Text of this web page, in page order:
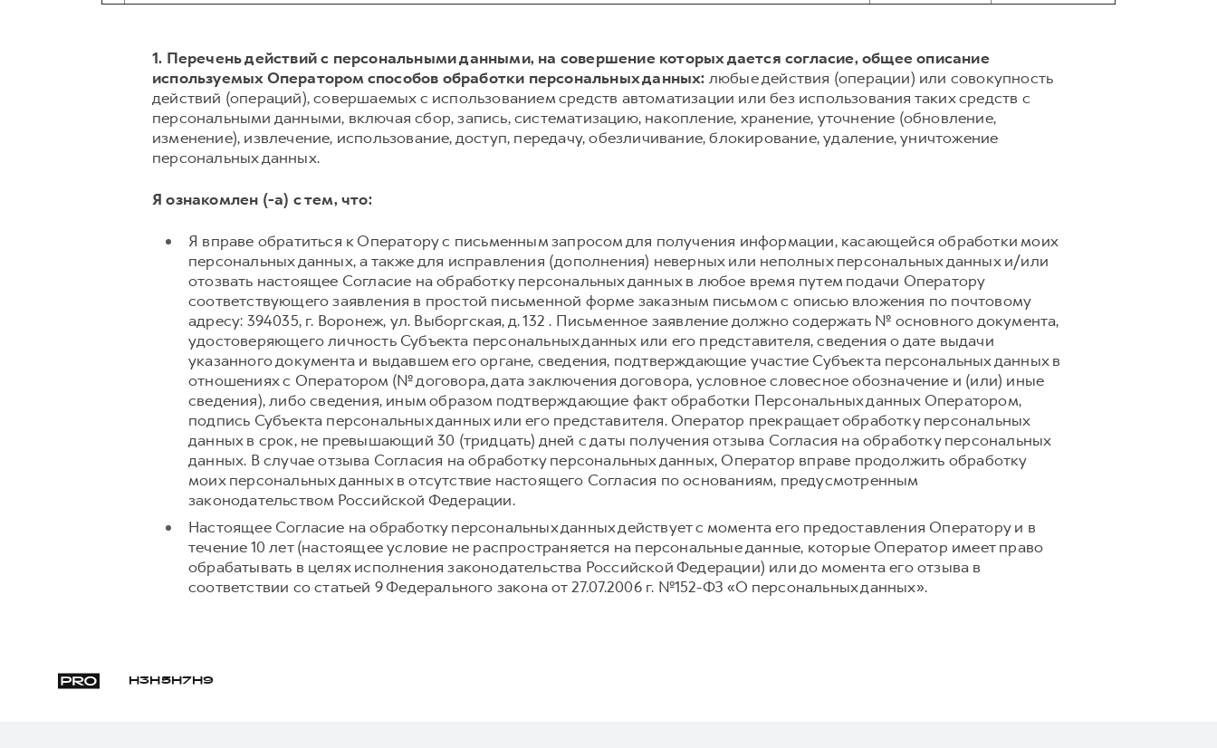
1. Перечень действий с персональными данными, на совершение которых дается согласие, общее описание
используемых Оператором способов обработки персональных данных: любые действия (операции) или совокупность
действий (операций), совершаемых с использованием средств автоматизации или без использования таких средств с
персональными данными, включая сбор, запись, систематизацию, накопление, хранение, уточнение (обновление,
изменение), извлечение, использование, доступ, передачу, обезличивание, блокирование, удаление, уничтожение
персональных данных.
Я ознакомлен (-а) с тем, что:
Я вправе обратиться к Оператору с письменным запросом для получения информации, касающейся обработки моих
персональных данных, а также для исправления (дополнения) неверных или неполных персональных данных и/или
отозвать настоящее Согласие на обработку персональных данных в любое время путем подачи Оператору
соответствующего заявления в простой письменной форме заказным письмом с описью вложения по почтовому
адресу: 394035, г. Воронеж, ул. Выборгская, д. 132 . Письменное заявление должно содержать № основного документа,
удостоверяющего личность Субъекта персональных данных или его представителя, сведения о дате выдачи
указанного документа и выдавшем его органе, сведения, подтверждающие участие Субъекта персональных данных в
отношениях с Оператором (№ договора, дата заключения договора, условное словесное обозначение и (или) иные
сведения), либо сведения, иным образом подтверждающие факт обработки Персональных данных Оператором,
подпись Субъекта персональных данных или его представителя. Оператор прекращает обработку персональных
данных в срок, не превышающий 30 (тридцать) дней с даты получения отзыва Согласия на обработку персональных
данных. В случае отзыва Согласия на обработку персональных данных, Оператор вправе продолжить обработку
моих персональных данных в отсутствие настоящего Согласия по основаниям, предусмотренным
законодательством Российской Федерации.
Настоящее Согласие на обработку персональных данных действует с момента его предоставления Оператору и в
течение 10 лет (настоящее условие не распространяется на персональные данные, которые Оператор имеет право
обрабатывать в целях исполнения законодательства Российской Федерации) или до момента его отзыва в
соответствии со статьей 9 Федерального закона от 27.07.2006 г. №152-ФЗ «О персональных данных».
H3 H5H7 H9